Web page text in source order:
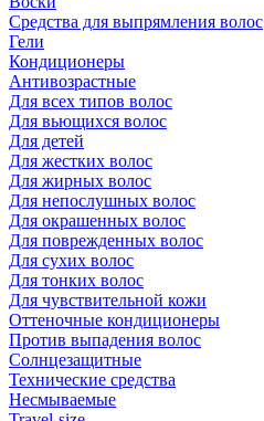
Средства для выпрямления волос
Гели
Кондиционеры
Антивозрастные
Для всех типов волос
Для вьющихся волос
Для детей
Для жестких волос
Для жирных волос
Для непослушных волос
Для окрашенных волос
Для поврежденных волос
Для сухих волос
Для тонких волос
Для чувствительной кожи
Оттеночные кондиционеры
Против выпадения волос
Солнцезащитные
Технические средства
Несмываемые